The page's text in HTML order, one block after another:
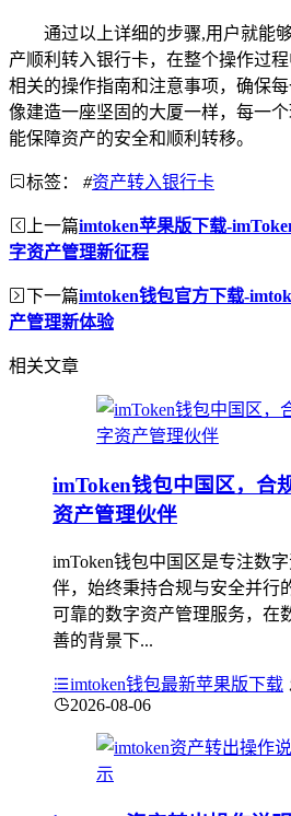
通过以上详细的步骤,用户就能
产顺利转入银行卡，在整个操作过
相关的操作指南和注意事项，确保
像建造一座坚固的大厦一样，每一
能保障资产的安全和顺利转移。
标签： #资产转入银行卡
上一篇imtoken苹果版下载-
字资产管理新征程
下一篇imtoken钱包官方下载-
产管理新体验
相关文章
imToken钱包中国区，合
资产管理伙伴
imToken钱包中国区是专注数
伴，始终秉持合规与安全并行
可靠的数字资产管理服务，在
善的背景下...
imtoken钱包最新苹果版下载
2026-08-06